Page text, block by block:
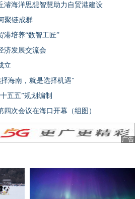
濬海洋思想智慧助力自贸港建设
聚链成群
港培养“数智工匠”
济发展交流会
立
海南，就是选择机遇"
五五”规划编制
次会议在海口开幕（组图）
广告